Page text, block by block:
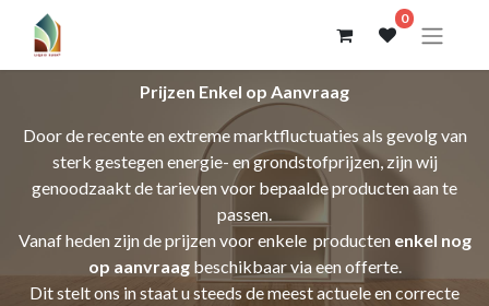
0
Prijzen Enkel op Aanvraag
Door de recente en extreme marktfluctuaties als gevolg van
sterk gestegen energie- en grondstofprijzen, zijn wij
genoodzaakt de tarieven voor bepaalde producten aan te
passen.
Vanaf heden zijn de prijzen voor enkele producten enkel nog
op aanvraagbeschikbaar via een offerte.
Dit stelt ons in staat u steeds de meest actuele en correcte